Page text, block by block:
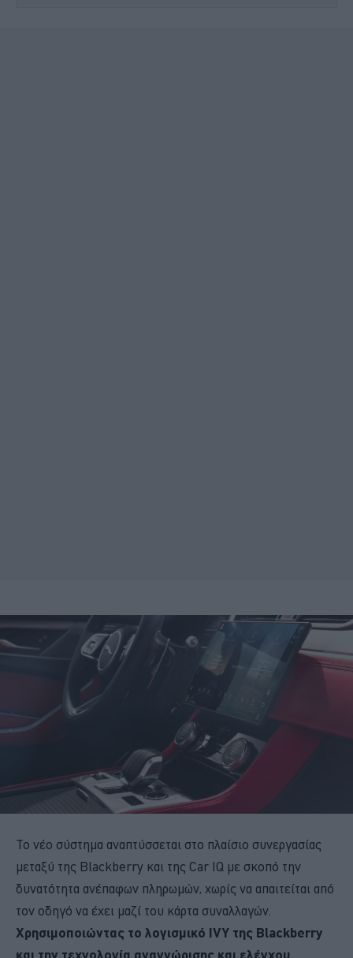
Το νέο σύστημα αναπτύσσεται στο πλαίσιο συνεργασίας
μεταξύ της Blackberry και της Car IQ με σκοπό την
δυνατότητα ανέπαφων πληρωμών, χωρίς να απαιτείται από
τον οδηγό να έχει μαζί του κάρτα συναλλαγών.
Χρησιμοποιώντας το λογισμικό IVY της Blackberry
και την τεχνολογία αναγνώρισης και ελέγχου